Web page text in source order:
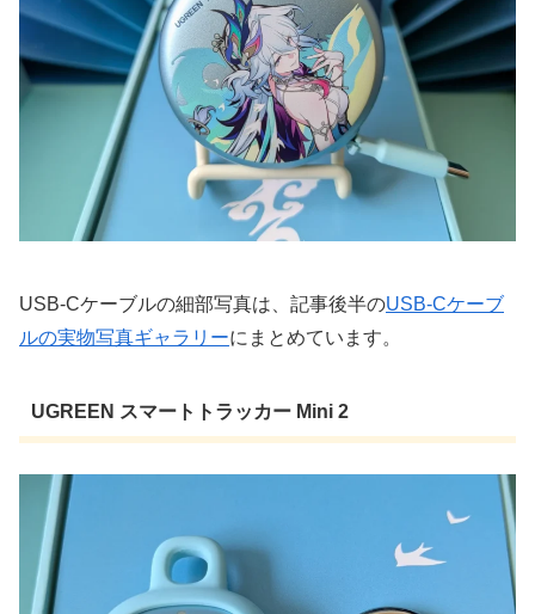
USB-Cケーブルの細部写真は、記事後半のUSB-Cケーブ
ルの実物写真ギャラリーにまとめています。
UGREEN スマートトラッカー Mini 2